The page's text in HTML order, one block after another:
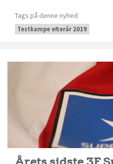
Tags på denne nyhed
Testkampe efterår 2019